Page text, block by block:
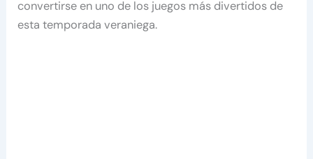
convertirse en uno de los juegos más divertidos de
esta temporada veraniega.